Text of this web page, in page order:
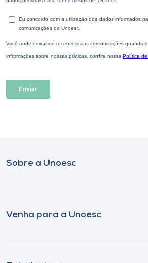
Sobre a Unoesc
Venha para a Unoesc